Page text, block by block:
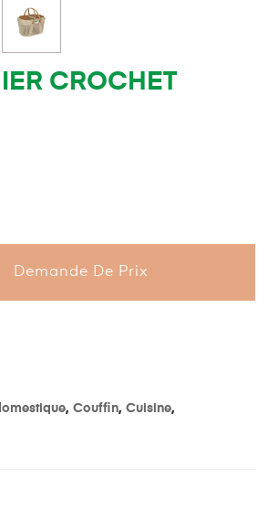
CROCHET
Demande De Prix
, Couffin, Cuisine,